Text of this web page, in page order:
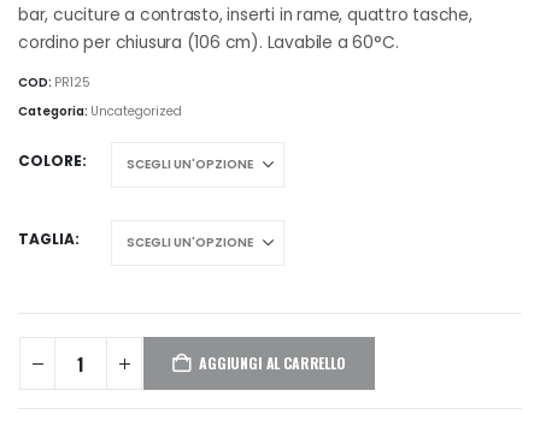
bar, cuciture a contrasto, inserti in rame, quattro tasche,
cordino per chiusura (106 cm). Lavabile a 60°C.
COD: PR125
Categoria: Uncategorized
COLORE
TAGLIA
AGGIUNGI AL CARRELLO